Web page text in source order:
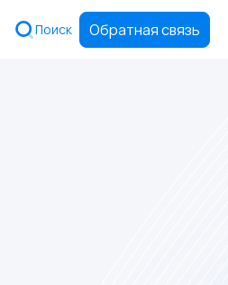
Поиск Обратная связь